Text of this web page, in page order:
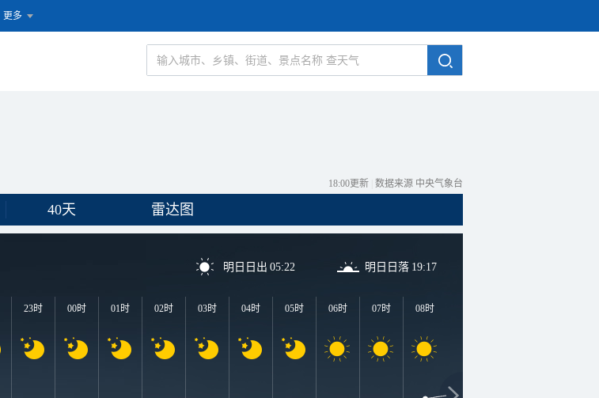
更多
18:00更新 数据来源 中央气象台
40天 雷达图
明日日落 19:17
明日日出 05:22
23时 00时 01时 02时 03时 04时 05时 06时 07时 08时